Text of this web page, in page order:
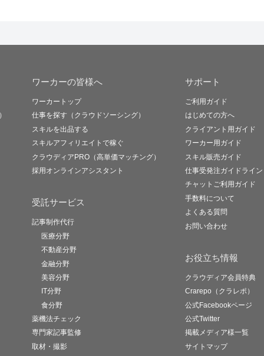
ワーカーの皆様へ
ワーカートップ
仕事を探す（クラウドソーシング）
スキルを出品する
スキルアフィリエイトで稼ぐ
クラウディアPRO（高単価マッチング）
採用オンラインアシスタント
受託サービス
記事制作代行
医療分野
不動産分野
金融分野
美容分野
IT分野
食分野
薬機法チェック
専門家記事監修
取材・撮影
サポート
ご利用ガイド
はじめての方へ
クライアント用ガイド
ワーカー用ガイド
スキル販売ガイド
仕事受発注ガイドライン
チャットご利用ガイド
手数料について
よくある質問
お問い合わせ
お役立ち情報
クラウディア会員特典
Crarepo（クラレポ）
公式Facebookページ
公式Twitter
掲載メディア様一覧
サイトマップ